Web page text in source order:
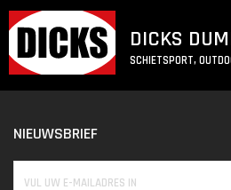
DICKS
SCHIETSPORT,
NIEUWSBRIEF